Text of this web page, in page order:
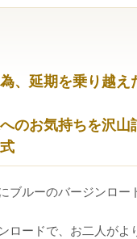
、延期を乗り越え
のお気持ちを沢山
ブルーのバージンロー
ロードで、お二人がよ